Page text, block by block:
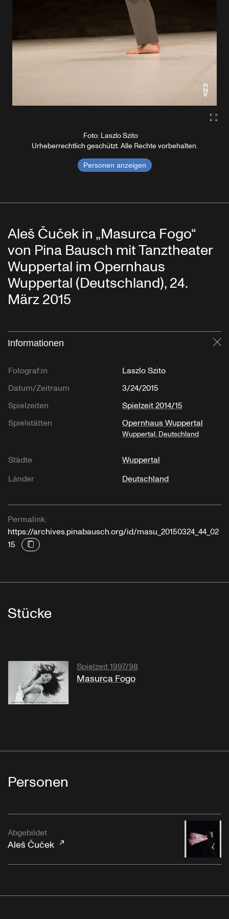
Foto: Laszlo Szito
Urheberrechtlich geschützt. Alle Rechte vorbehalten.
Personen anzeigen
Aleš Čuček in „Masurca Fogo“
von Pina Bausch mit Tanztheater
Wuppertal im Opernhaus
Wuppertal (Deutschland), 24.
März 2015
Informationen
Fotograf:in
Laszlo Szito
Datum/Zeitraum
3/24/2015
Spielzeiten
Spielzeit 2014/15
Spielstätten
Opernhaus Wuppertal
Wuppertal, Deutschland
Städte
Wuppertal
Länder
Deutschland
Permalink:
https://archives.pinabausch.org/id/masu_20150324_44_02
15
Stücke
Spielzeit 1997/98
Masurca Fogo
Personen
Abgebildet
Aleš Čuček